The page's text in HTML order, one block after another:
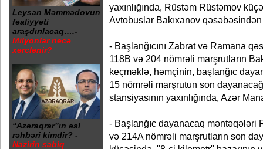
Leysan Məmmədovun
fəaliyyəti
araşdırılacaq….-
Milyonlar necə
xərclənir?
“Azəraqrar”ın əsl
rəhbəri kimdir? -
Nazirin sabiq
yaxınlığında, Rüstəm Rüstəmov
Avtobuslar Bakıxanov
- Başlanğıcını Zabrat və Ramana
118B və 204 nömrəli marşrutların
keçməklə, həmçinin, başlanğıc
15 nömrəli marşrutun son
stansiyasının yaxınlığında, Azər
- Başlanğıc dayanacaq məntəqələri
və 214A nömrəli marşrutların son